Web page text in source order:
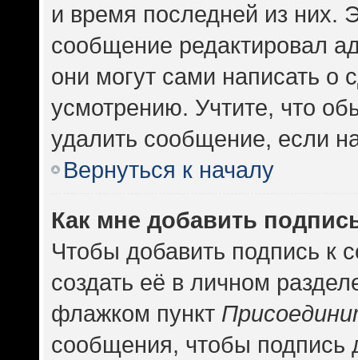
и время последней из них.
сообщение редактировал
они могут сами написать о
усмотрению. Учтите, что
удалить сообщение, если
Вернуться к началу
Как мне добавить
Чтобы добавить подпись
создать её в личном
флажком пункт
сообщения, чтобы подпись